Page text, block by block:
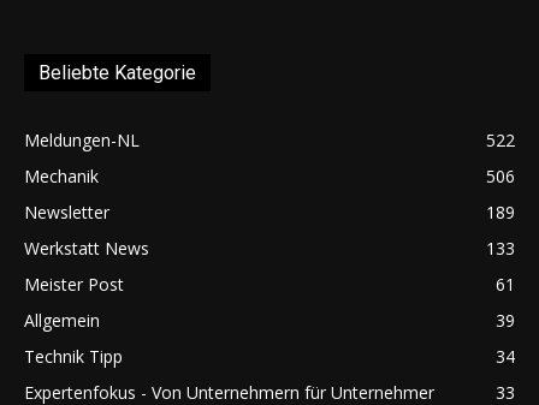
Beliebte Kategorie
Meldungen-NL
522
Mechanik
506
Newsletter
189
Werkstatt News
133
Meister Post
61
Allgemein
39
Technik Tipp
34
Expertenfokus - Von Unternehmern für Unternehmer
33